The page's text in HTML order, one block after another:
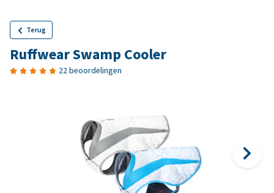
Terug
Ruffwear Swamp Cooler
22 beoordelingen